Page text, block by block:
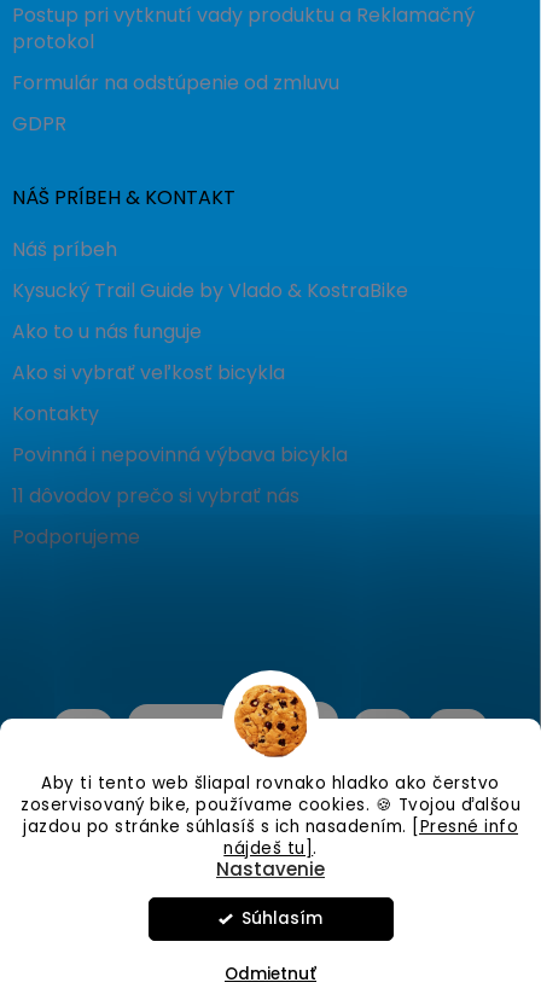
Aby ti tento web šliapal rovnako hladko ako čerstvo
zoservisovaný bike, používame cookies. 🍪 Tvojou ďalšou
jazdou po stránke súhlasíš s ich nasadením. [Presné info
nájdeš tu].
Nastavenie
Odmietnuť
Súhlasím
Postup pri vytknutí vady produktu a Reklamačný
protokol
Formulár na odstúpenie od zmluvu
GDPR
NÁŠ PRÍBEH & KONTAKT
Náš príbeh
Kysucký Trail Guide by Vlado & KostraBike
Ako to u nás funguje
Ako si vybrať veľkosť bicykla
Kontakty
Povinná i nepovinná výbava bicykla
11 dôvodov prečo si vybrať nás
Podporujeme
Vytvoril Shoptet
nastavenie cookies